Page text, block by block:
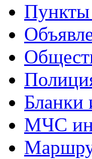
Пункты
Бланки
МЧС